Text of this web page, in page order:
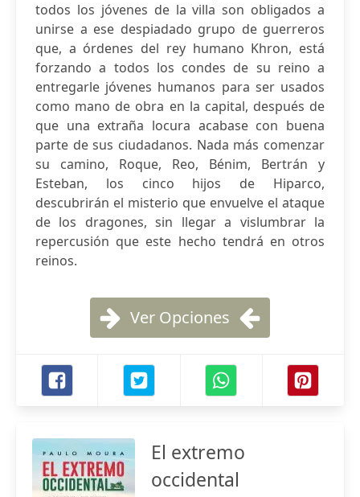
todos los jóvenes de la villa son obligados a
unirse a ese despiadado grupo de guerreros
que, a órdenes del rey humano Khron, está
forzando a todos los condes de su reino a
entregarle jóvenes humanos para ser usados
como mano de obra en la capital, después de
que una extraña locura acabase con buena
parte de sus ciudadanos. Nada más comenzar
su camino, Roque, Reo, Bénim, Bertrán y
Esteban, los cinco hijos de Hiparco,
descubrirán el misterio que envuelve el ataque
de los dragones, sin llegar a vislumbrar la
repercusión que este hecho tendrá en otros
reinos.
Ver Opciones
El extremo
occidental